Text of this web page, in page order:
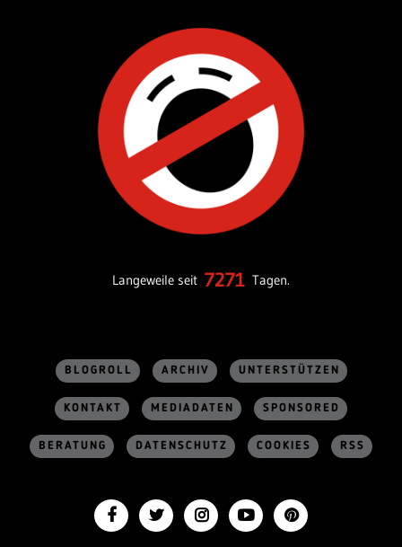
Langeweile seit 7271 Tagen.
BLOGROLL ARCHIV UNTERSTÜTZEN
KONTAKT MEDIADATEN SPONSORED
BERATUNG DATENSCHUTZ COOKIES RSS